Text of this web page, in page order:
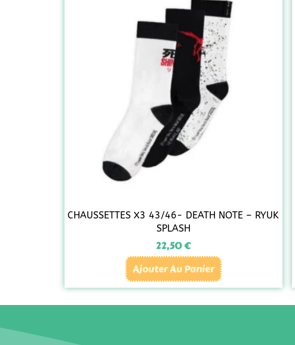
CHAUSSETTES X3 43/46- DEATH NOTE – RYUK
SPLASH
22,50€
Ajouter Au Panier